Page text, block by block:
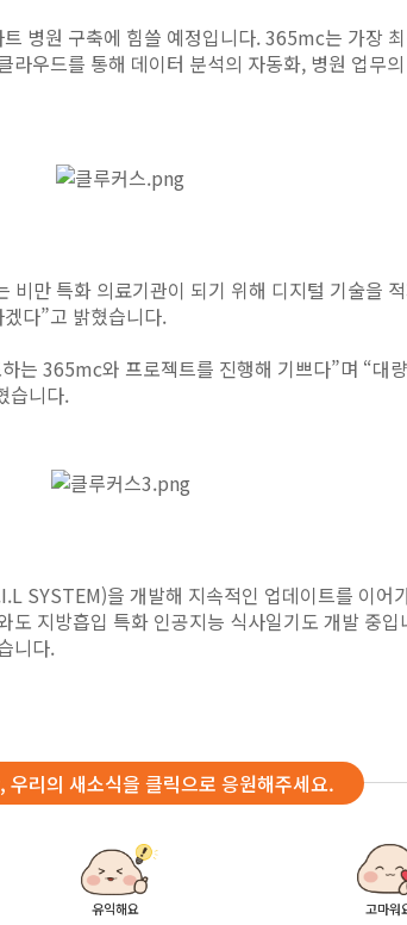
병원 구축에 힘쓸 예정입니다. 365mc는 가장
우드를 통해 데이터 분석의 자동화, 병원 업무
만 특화 의료기관이 되기 위해 디지털 기술을
다”고 밝혔습니다.
는 365mc와 프로젝트를 진행해 기쁘다”며 “대
습니다.
SYSTEM)을 개발해 지속적인 업데이트를 이어
지방흡입 특화 인공지능 식사일기도 개발 중
니다.
우리의 새소식을 클릭으로 응원해주세요.
유익해요 고마워